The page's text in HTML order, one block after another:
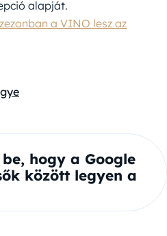
alapját.
a VINO lesz az
hogy a Google
között legyen a